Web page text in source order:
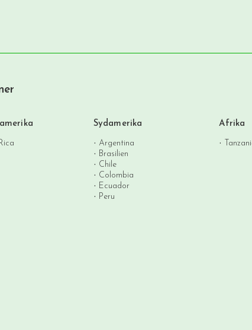
Sydamerika
Argentina
Brasilien
Chile
Colombia
Ecuador
Peru
Afrika